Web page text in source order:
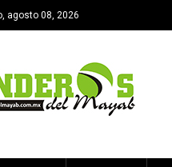
agosto 08, 2026